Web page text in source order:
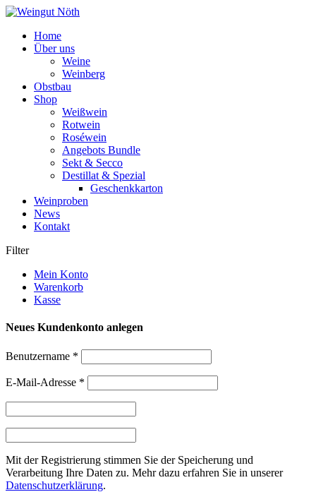
Weiter
Inhalt
Home
Über uns
Weine
Weinberg
Obstbau
Shop
Weißwein
Rotwein
Roséwein
Angebots Bundle
Sekt & Secco
Destillat & Spezial
Geschenkkarton
Weinproben
News
Kontakt
Filter
Mein Konto
Warenkorb
Kasse
Neues Kundenkonto anlegen
Benutzername *
E-Mail-Adresse *
Mit der Registrierung stimmen Sie der Speicherung und
Verarbeitung Ihre Daten zu. Mehr dazu erfahren Sie in unserer
Datenschutzerklärung.